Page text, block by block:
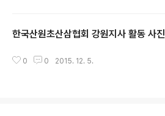
한국산원초산삼협회 강원지사 활동 사진
0 0 2015. 12. 5.